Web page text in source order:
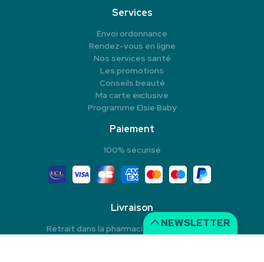
NEWSLETTER
Services
Envoi ordonnance
Rendez-vous en ligne
Nos services santé
Les promotions
Conseils beauté
Ma carte exclusive
Programme Elsie Baby
Paiement
100% sécurisé
Livraison
Retrait dans la pharmacie en Click & Collect